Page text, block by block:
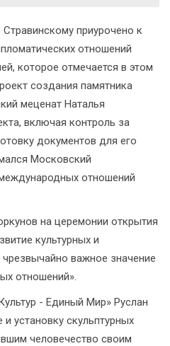
приурочено к
отношений
которое отмечается в этом
создания памятника
меценат Наталья
включая контроль за
документов для его
Московский
отношений
на церемонии открытия
культурных и
важное значение
отношений».
- Единый Мир» Руслан
установку скульптурных
человечество своим